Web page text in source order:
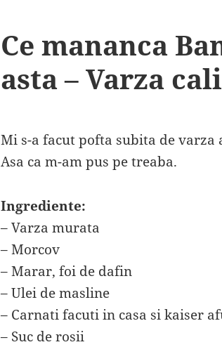
Ce mananca
asta – Varza
Mi s-a facut pofta subita de varza
Asa ca m-am pus pe treaba.
Ingrediente:
– Varza murata
– Morcov
– Marar, foi de dafin
– Ulei de masline
– Carnati facuti in casa si kaiser
– Suc de rosii